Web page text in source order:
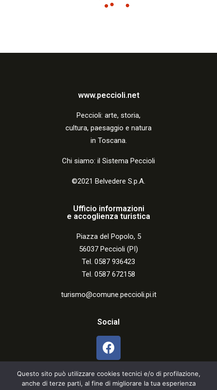
www.peccioli.net
Peccioli: arte, storia,
cultura, paesaggio e natura
in Toscana.
Chi siamo: il Sistema Peccioli
©2021 Belvedere S.p.A.
Ufficio informazioni
e accoglienza turistica
Piazza del Popolo, 5
56037 Peccioli (PI)
Tel. 0587 936423
Tel. 0587 672158
turismo@comune.peccioli.pi.it
Social
Questo sito può utilizzare cookies tecnici e/o di profilazione,
anche di terze parti, al fine di migliorare la tua esperienza